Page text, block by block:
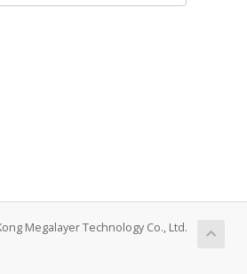
Megalayer Technology Co., Ltd.